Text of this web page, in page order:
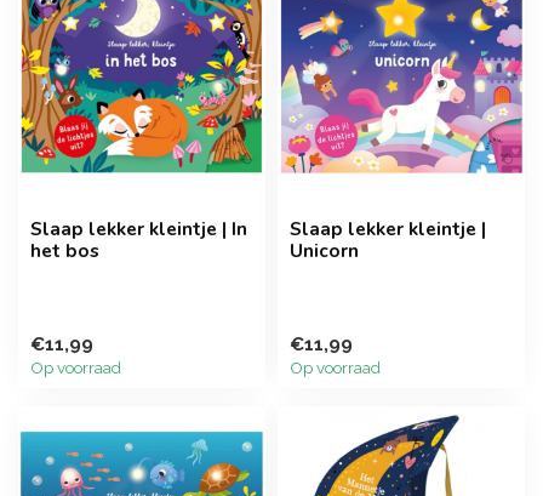
Slaap lekker kleintje | In
het bos
€11,99
Op voorraad
Slaap lekker kleintje |
Unicorn
€11,99
Op voorraad